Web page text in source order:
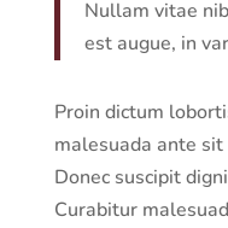
Nullam vitae
est augue, in
Proin dictum
malesuada ante
Donec suscipit
Curabitur